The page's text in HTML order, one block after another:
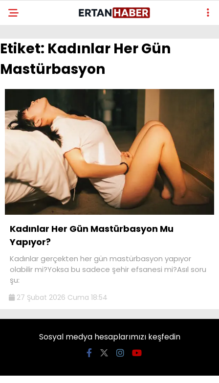
Etiket: Kadınlar Her Gün
Mastürbasyon
Kadınlar Her Gün Mastürbasyon Mu
Yapıyor?
Kadınlar gerçekten her gün mastürbasyon yapıyor
olabilir mi?Yoksa bu sadece şehir efsanesi mi?Asıl soru
şu:
27 Şubat 2026 Cuma 18:54
Sosyal medya hesaplarımızı keşfedin